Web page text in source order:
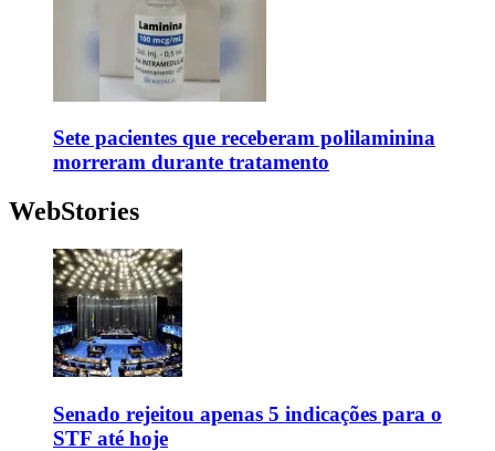
Sete pacientes que receberam polilaminina
morreram durante tratamento
WebStories
Senado rejeitou apenas 5 indicações para o
STF até hoje